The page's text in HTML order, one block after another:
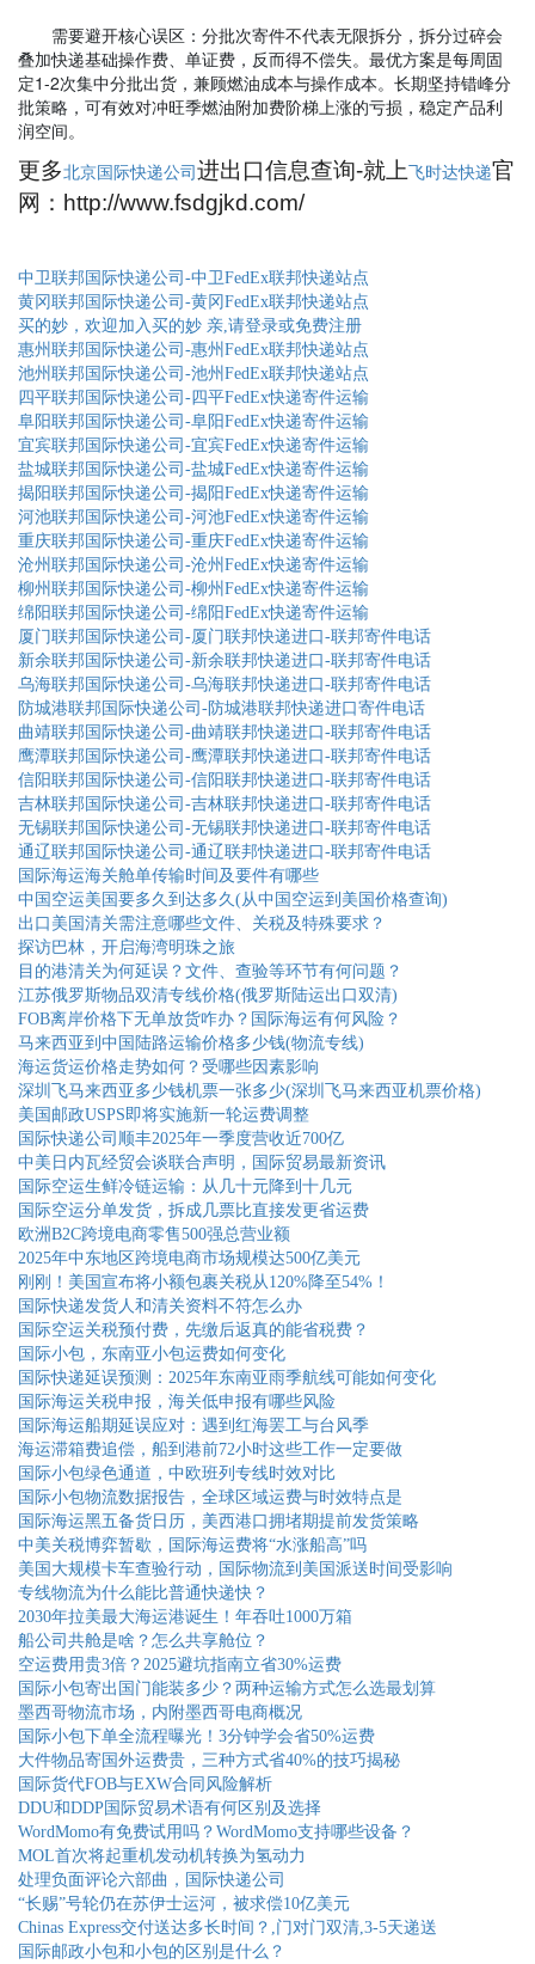
需要避开核心误区：分批次寄件不代表无限拆分，拆分过碎会
叠加快递基础操作费、单证费，反而得不偿失。最优方案是每周固
定1-2次集中分批出货，兼顾燃油成本与操作成本。长期坚持错峰分
批策略，可有效对冲旺季燃油附加费阶梯上涨的亏损，稳定产品利
润空间。
更多北京国际快递公司进出口信息查询-就上飞时达快递官
网：http://www.fsdgjkd.com/
中卫联邦国际快递公司-中卫FedEx联邦快递站点
黄冈联邦国际快递公司-黄冈FedEx联邦快递站点
买的妙，欢迎加入买的妙 亲,请登录或免费注册
惠州联邦国际快递公司-惠州FedEx联邦快递站点
池州联邦国际快递公司-池州FedEx联邦快递站点
四平联邦国际快递公司-四平FedEx快递寄件运输
阜阳联邦国际快递公司-阜阳FedEx快递寄件运输
宜宾联邦国际快递公司-宜宾FedEx快递寄件运输
盐城联邦国际快递公司-盐城FedEx快递寄件运输
揭阳联邦国际快递公司-揭阳FedEx快递寄件运输
河池联邦国际快递公司-河池FedEx快递寄件运输
重庆联邦国际快递公司-重庆FedEx快递寄件运输
沧州联邦国际快递公司-沧州FedEx快递寄件运输
柳州联邦国际快递公司-柳州FedEx快递寄件运输
绵阳联邦国际快递公司-绵阳FedEx快递寄件运输
厦门联邦国际快递公司-厦门联邦快递进口-联邦寄件电话
新余联邦国际快递公司-新余联邦快递进口-联邦寄件电话
乌海联邦国际快递公司-乌海联邦快递进口-联邦寄件电话
防城港联邦国际快递公司-防城港联邦快递进口寄件电话
曲靖联邦国际快递公司-曲靖联邦快递进口-联邦寄件电话
鹰潭联邦国际快递公司-鹰潭联邦快递进口-联邦寄件电话
信阳联邦国际快递公司-信阳联邦快递进口-联邦寄件电话
吉林联邦国际快递公司-吉林联邦快递进口-联邦寄件电话
无锡联邦国际快递公司-无锡联邦快递进口-联邦寄件电话
通辽联邦国际快递公司-通辽联邦快递进口-联邦寄件电话
国际海运海关舱单传输时间及要件有哪些
中国空运美国要多久到达多久(从中国空运到美国价格查询)
出口美国清关需注意哪些文件、关税及特殊要求？
探访巴林，开启海湾明珠之旅
目的港清关为何延误？文件、查验等环节有何问题？
江苏俄罗斯物品双清专线价格(俄罗斯陆运出口双清)
FOB离岸价格下无单放货咋办？国际海运有何风险？
马来西亚到中国陆路运输价格多少钱(物流专线)
海运货运价格走势如何？受哪些因素影响
深圳飞马来西亚多少钱机票一张多少(深圳飞马来西亚机票价格)
美国邮政USPS即将实施新一轮运费调整
国际快递公司顺丰2025年一季度营收近700亿
中美日内瓦经贸会谈联合声明，国际贸易最新资讯
国际空运生鲜冷链运输：从几十元降到十几元
国际空运分单发货，拆成几票比直接发更省运费
欧洲B2C跨境电商零售500强总营业额
2025年中东地区跨境电商市场规模达500亿美元
刚刚！美国宣布将小额包裹关税从120%降至54%！
国际快递发货人和清关资料不符怎么办
国际空运关税预付费，先缴后返真的能省税费？
国际小包，东南亚小包运费如何变化
国际快递延误预测：2025年东南亚雨季航线可能如何变化
国际海运关税申报，海关低申报有哪些风险
国际海运船期延误应对：遇到红海罢工与台风季
海运滞箱费追偿，船到港前72小时这些工作一定要做
国际小包绿色通道，中欧班列专线时效对比
国际小包物流数据报告，全球区域运费与时效特点是
国际海运黑五备货日历，美西港口拥堵期提前发货策略
中美关税博弈暂歇，国际海运费将“水涨船高”吗
美国大规模卡车查验行动，国际物流到美国派送时间受影响
专线物流为什么能比普通快递快？
2030年拉美最大海运港诞生！年吞吐1000万箱
船公司共舱是啥？怎么共享舱位？
空运费用贵3倍？2025避坑指南立省30%运费
国际小包寄出国门能装多少？两种运输方式怎么选最划算
墨西哥物流市场，内附墨西哥电商概况
国际小包下单全流程曝光！3分钟学会省50%运费
大件物品寄国外运费贵，三种方式省40%的技巧揭秘
国际货代FOB与EXW合同风险解析
DDU和DDP国际贸易术语有何区别及选择
WordMomo有免费试用吗？WordMomo支持哪些设备？
MOL首次将起重机发动机转换为氢动力
处理负面评论六部曲，国际快递公司
“长赐”号轮仍在苏伊士运河，被求偿10亿美元
Chinas Express交付送达多长时间？,门对门双清,3-5天递送
国际邮政小包和小包的区别是什么？